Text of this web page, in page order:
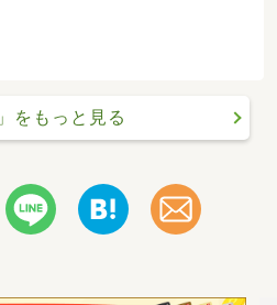
」をもっと見る